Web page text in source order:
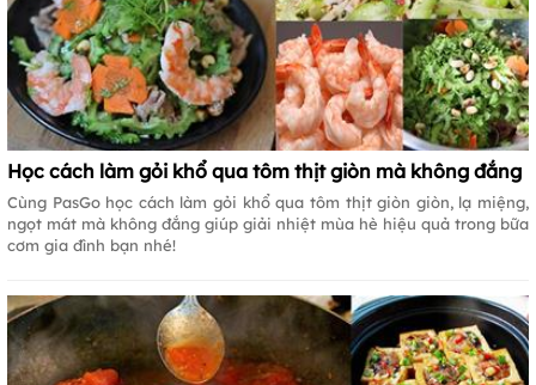
Học cách làm gỏi khổ qua tôm thịt giòn mà không đắng
Cùng PasGo học cách làm gỏi khổ qua tôm thịt giòn giòn, lạ miệng,
ngọt mát mà không đắng giúp giải nhiệt mùa hè hiệu quả trong bữa
cơm gia đình bạn nhé!